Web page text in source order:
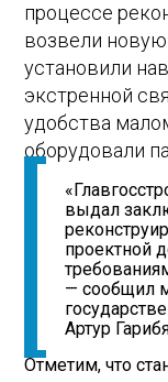
процессе
возвели
установили
экстренной
удобства
оборудовали
выдал
проектной
— сообщил
Артур
Отметим, что